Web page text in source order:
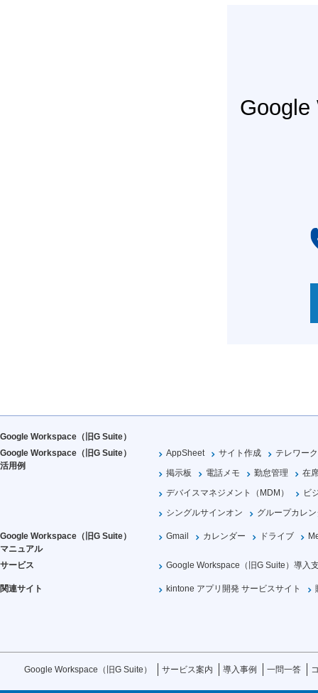
Google
Google Workspace（旧G Suite）
Google Workspace（旧G Suite）
活用例
AppSheet サイト作成
テレワーク
掲示板
電話メモ 勤怠管理
在
デバイスマネジメント（MDM）
ビ
シングルサインオン
グループカレ
Google Workspace（旧G Suite）
マニュアル
Gmail カレンダー ドライブ
サービス Google Workspace（旧G Suite）導入
関連サイト kintone アプリ開発 サービスサイト
Google Workspace（旧G Suite） サービス案内 導入事例 一問一答